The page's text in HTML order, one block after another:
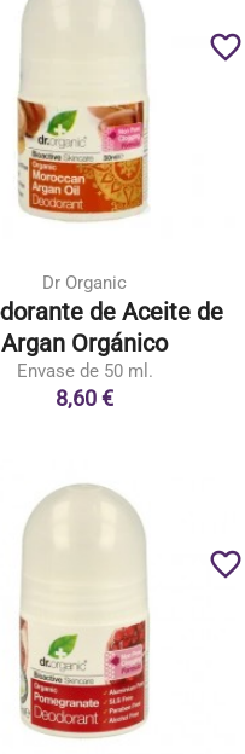
Dr Organic
de Aceite de
Argan Orgánico
Envase de 50 ml.
8,60 €
favorite_border
favorite_border